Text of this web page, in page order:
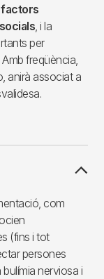
factors
, i la
per
freqüència,
anirà associat a
com
(fins i tot
persones
nerviosa i